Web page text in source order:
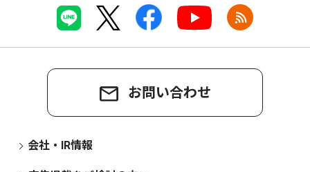
お問い合わせ
会社・IR情報